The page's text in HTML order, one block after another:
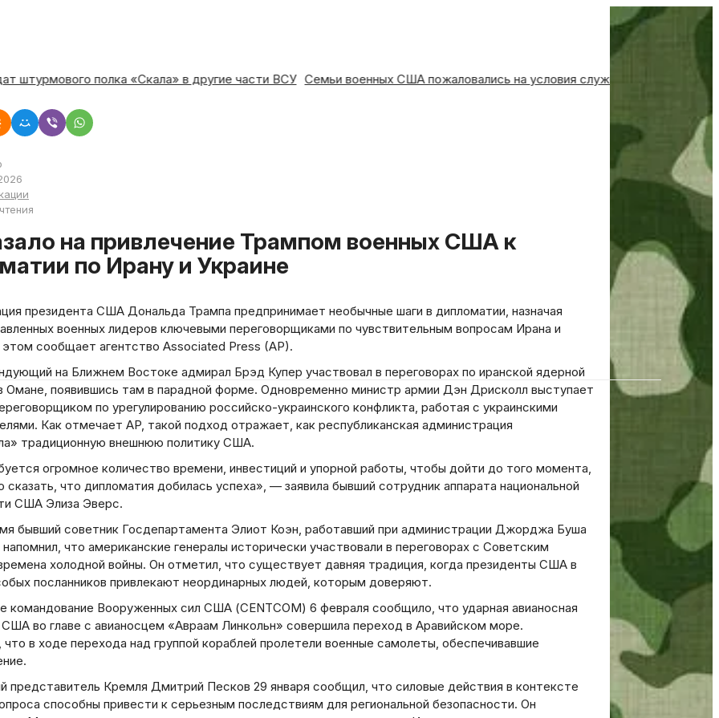
штурмового полка «Скала» в другие части ВСУ Семьи военных США пожаловались на условия службы на
по Ирану и Украине
президента США Дональда Трампа предпринимает необычные шаги в дипломатии, назначая
военных лидеров ключевыми переговорщиками по чувствительным вопросам Ирана и
сообщает агентство Associated Press (AP).
на Ближнем Востоке адмирал Брэд Купер участвовал в переговорах по иранской ядерной
Омане, появившись там в парадной форме. Одновременно министр армии Дэн Дрисколл выступает
по урегулированию российско-украинского конфликта, работая с украинскими
Как отмечает AP, такой подход отражает, как республиканская администрация
традиционную внешнюю политику США.
огромное количество времени, инвестиций и упорной работы, чтобы дойти до того момента,
сказать, что дипломатия добилась успеха», — заявила бывший сотрудник аппарата национальной
США Элиза Эверс.
бывший советник Госдепартамента Элиот Коэн, работавший при администрации Джорджа Буша
что американские генералы исторически участвовали в переговорах с Советским
холодной войны. Он отметил, что существует давняя традиция, когда президенты США в
посланников привлекают неординарных людей, которым доверяют.
командование Вооруженных сил США (CENTCOM) 6 февраля сообщило, что ударная авианосная
во главе с авианосцем «Авраам Линкольн» совершила переход в Аравийском море.
что в ходе перехода над группой кораблей пролетели военные самолеты, обеспечивавшие
представитель Кремля Дмитрий Песков 29 января сообщил, что силовые действия в контексте
способны привести к серьезным последствиям для региональной безопасности. Он